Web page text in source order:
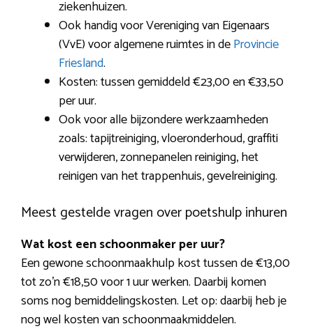
ziekenhuizen.
Ook handig voor Vereniging van Eigenaars
(VvE) voor algemene ruimtes in deProvincie
Friesland.
Kosten: tussen gemiddeld €23,00 en €33,50
per uur.
Ook voor alle bijzondere werkzaamheden
zoals: tapijtreiniging, vloeronderhoud, graffiti
verwijderen, zonnepanelen reiniging, het
reinigen van het trappenhuis, gevelreiniging.
Meest gestelde vragen over poetshulp inhuren
Wat kost een schoonmaker per uur?
Een gewone schoonmaakhulp kost tussen de €13,00
tot zo’n €18,50 voor 1 uur werken. Daarbij komen
soms nog bemiddelingskosten. Let op: daarbij heb je
nog wel kosten van schoonmaakmiddelen.